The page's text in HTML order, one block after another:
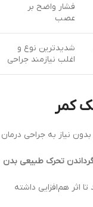
فشار واضح بر
عصب
شدیدترین نوع و
اغلب نیازمند جراحی
کمر
کمر بدون نیاز به جراحی درمان
تحرک طبیعی بدن
اثر هم‌افزایی داشته